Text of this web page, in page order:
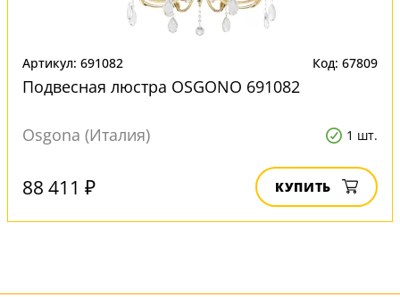
Артикул: 691082 Код: 67809
Подвесная люстра OSGONO 691082
Osgona (Италия) 1 шт.
88 411 ₽ КУПИТЬ